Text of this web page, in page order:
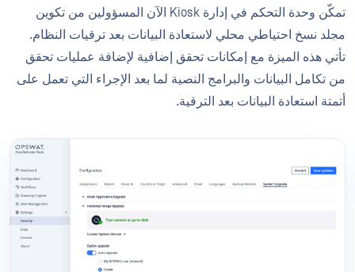
تمكّن وحدة التحكم في إدارة Kiosk الآن المسؤولين من تكوين
مجلد نسخ احتياطي محلي لاستعادة البيانات بعد ترقيات النظام.
تأتي هذه الميزة مع إمكانات تحقق إضافية لإضافة عمليات تحقق
من تكامل البيانات والبرامج النصية لما بعد الإجراء التي تعمل على
أتمتة استعادة البيانات بعد الترقية.